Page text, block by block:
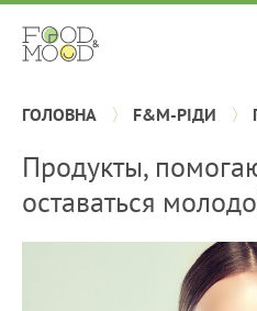
ГОЛОВНА F&M-РІДИ
Продукты,
оставаться